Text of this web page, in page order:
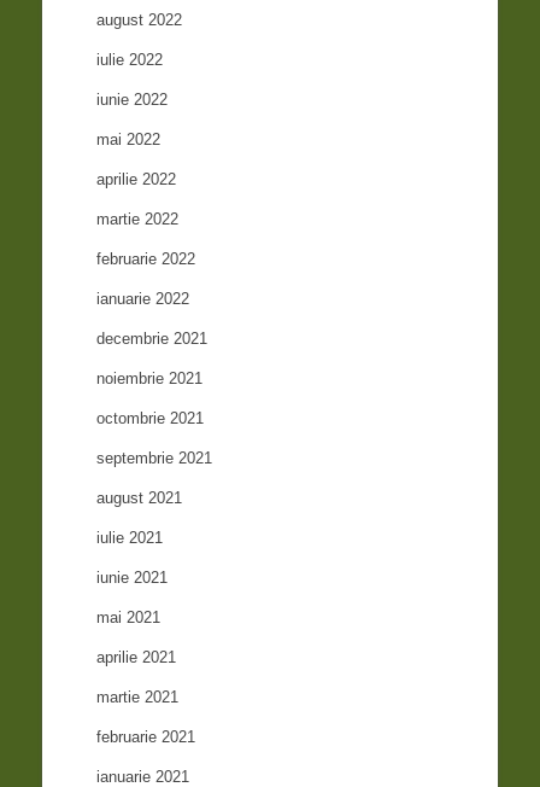
august 2022
iulie 2022
iunie 2022
mai 2022
aprilie 2022
martie 2022
februarie 2022
ianuarie 2022
decembrie 2021
noiembrie 2021
octombrie 2021
septembrie 2021
august 2021
iulie 2021
iunie 2021
mai 2021
aprilie 2021
martie 2021
februarie 2021
ianuarie 2021